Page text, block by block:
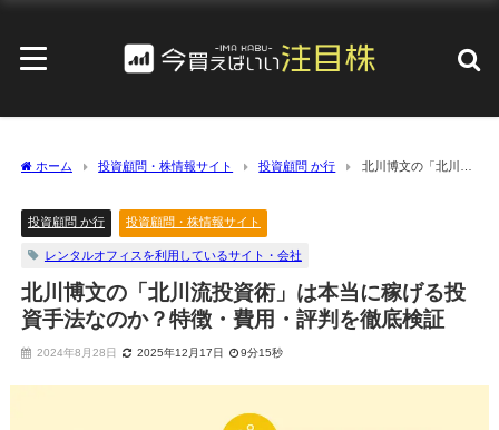
ホーム 投資顧問・株情報サイト 投資顧問 か行
北川博文の「北川流
投資顧問 か行 投資顧問・株情報サイト
レンタルオフィスを利用しているサイト・会社
北川博文の「北川流投資術」は本当に稼げる投
資手法なのか？特徴・費用・評判を徹底検証
2024年8月28日 2025年12月17日 9分15秒